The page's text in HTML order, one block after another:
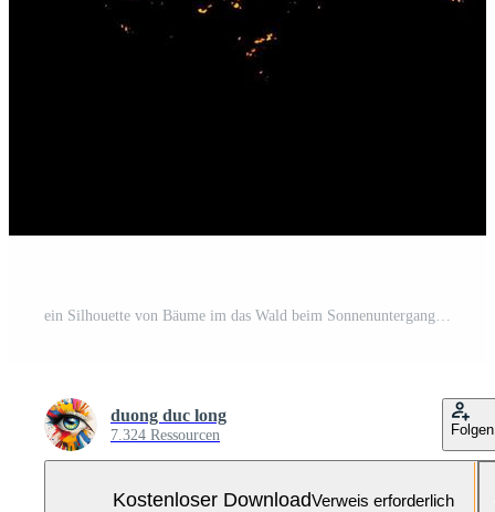
ein Silhouette von Bäume im das Wald beim Sonnenuntergang Kostenloses Foto
duong duc long
7.324 Ressourcen Folgen
Kostenloser DownloadVerweis erforderlich